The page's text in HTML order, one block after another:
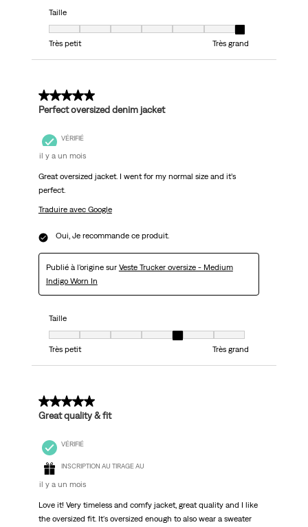
Taille
Taille, 7 sur 7, où 1 est égal à Très petit et 7 est égal à Très grand
Très petit
Très grand
5 sur 5 étoiles.
Perfect oversized denim jacket
VÉRIFIÉ
il y a un mois
Great oversized jacket. I went for my normal size and it’s
perfect.
Traduire avec Google
Oui, Je recommande ce produit.
Publié à l'origine sur Veste Trucker oversize - Medium
Indigo Worn In
Taille
Taille, 5 sur 7, où 1 est égal à Très petit et 7 est égal à Très grand
Très petit
Très grand
5 sur 5 étoiles.
Great quality & fit
VÉRIFIÉ
INSCRIPTION AU TIRAGE AU
il y a un mois
Love it! Very timeless and comfy jacket, great quality and I like
the oversized fit. It's oversized enough to also wear a sweater